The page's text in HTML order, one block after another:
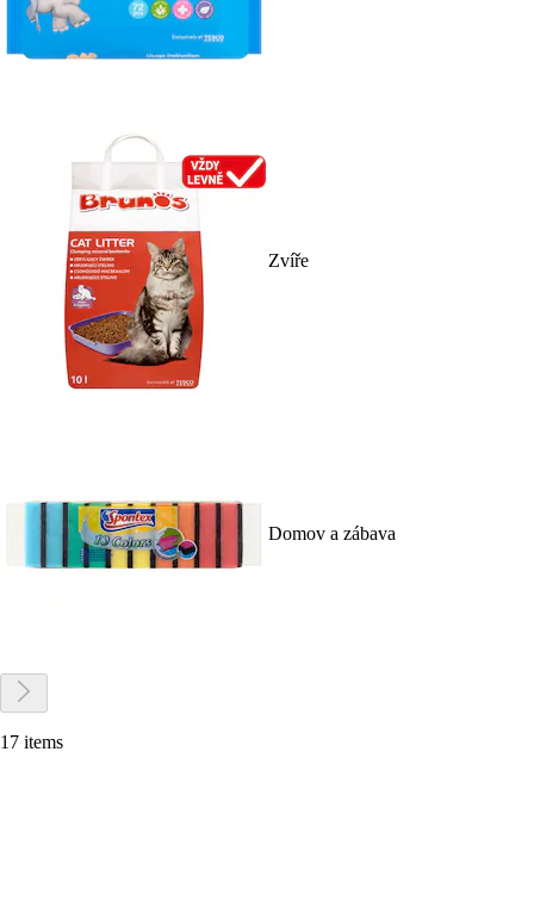
Zvíře
Domov a zábava
17 items